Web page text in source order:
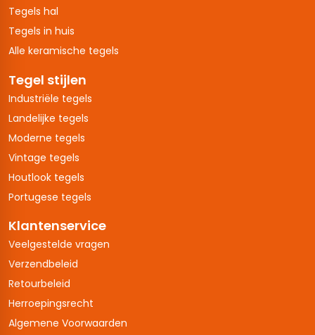
Tegels hal
Tegels in huis
Alle keramische tegels
Tegel stijlen
Industriële tegels
Landelijke tegels
Moderne tegels
Vintage tegels
Houtlook tegels
Portugese tegels
Klantenservice
Veelgestelde vragen
Verzendbeleid
Retourbeleid
Herroepingsrecht
Algemene Voorwaarden